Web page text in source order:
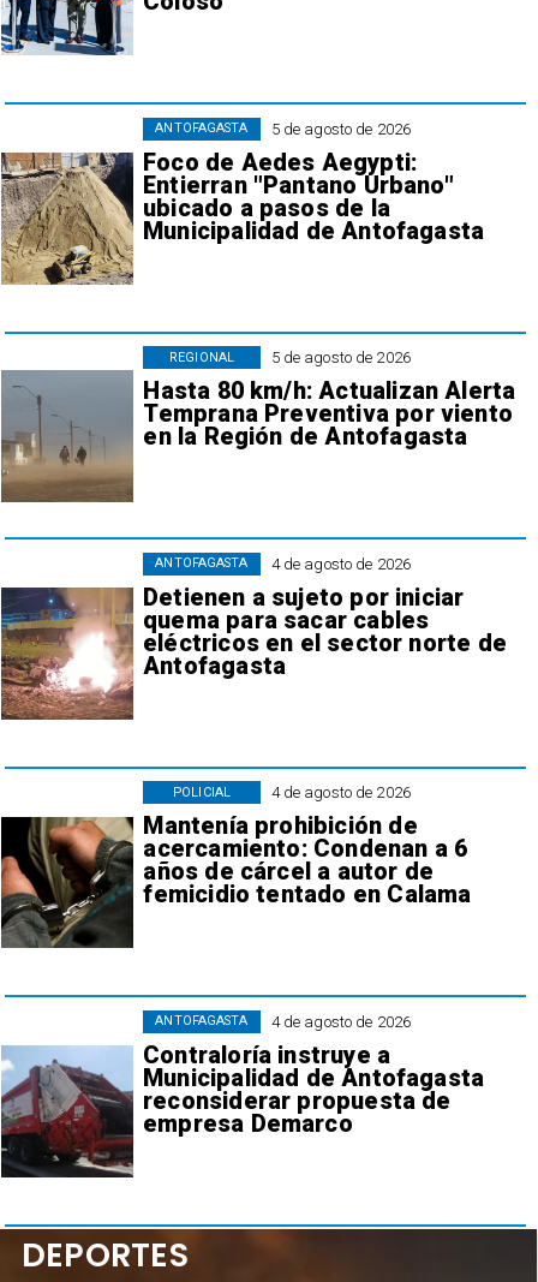
5 de agosto de 2026
Foco de Aedes Aegypti:
Entierran "Pantano Urbano"
ubicado a pasos de la
Municipalidad de Antofagasta
ANTOFAGASTA
5 de agosto de 2026
Hasta 80 km/h: Actualizan Alerta
Temprana Preventiva por viento
en la Región de Antofagasta
REGIONAL
4 de agosto de 2026
Detienen a sujeto por iniciar
quema para sacar cables
eléctricos en el sector norte de
Antofagasta
ANTOFAGASTA
4 de agosto de 2026
Mantenía prohibición de
acercamiento: Condenan a 6
años de cárcel a autor de
femicidio tentado en Calama
POLICIAL
4 de agosto de 2026
Contraloría instruye a
Municipalidad de Antofagasta
reconsiderar propuesta de
empresa Demarco
ANTOFAGASTA
DEPORTES